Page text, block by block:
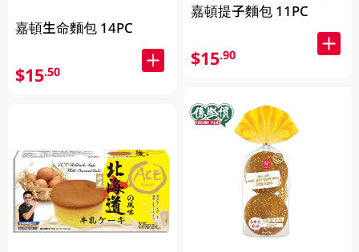
嘉頓生命麵包 14PC
$15.50
嘉頓提子麵包 11PC
$15.90